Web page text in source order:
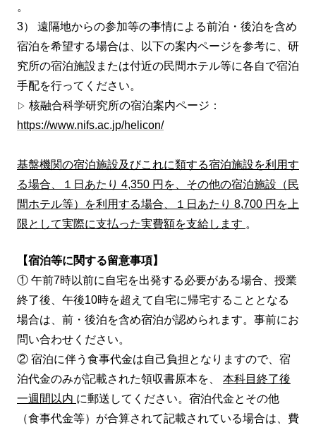
。
3） 遠隔地からの参加等の事情による前泊・後泊を含め
宿泊を希望する場合は、以下の案内ページを参考に、研
究所の宿泊施設または付近の民間ホテル等に各自で宿泊
手配を行ってください。
▷ 核融合科学研究所の宿泊案内ページ：
https://www.nifs.ac.jp/helicon/
基盤機関の宿泊施設及びこれに類する宿泊施設を利用す
る場合、１日あたり 4,350 円を、その他の宿泊施設（民
間ホテル等）を利用する場合、１日あたり 8,700 円を上
限として実際に支払った実費額を支給します 。
【宿泊等に関する留意事項】
① 午前7時以前に自宅を出発する必要がある場合、授業
終了後、午後10時を超えて自宅に帰宅することとなる
場合は、前・後泊を含め宿泊が認められます。事前にお
問い合わせください。
② 宿泊に伴う食事代金は自己負担となりますので、宿
泊代金のみが記載された領収書原本を、 本科目終了後
一週間以内 に郵送してください。宿泊代金とその他
（食事代金等）が合算されて記載されている場合は、費